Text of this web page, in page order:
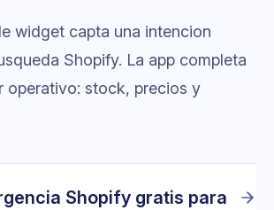
widget capta una intencion
Shopify. La app completa
operativo: stock, precios y
Shopify gratis para